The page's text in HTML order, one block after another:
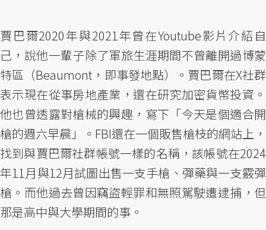
賈巴爾2020年與2021年曾在Youtube影片介紹自
己，說他一輩子除了軍旅生涯期間不曾離開過博蒙
特區（Beaumont，即事發地點）。賈巴爾在X社群
表示現在從事房地產業，還在研究加密貨幣投資。
他也曾透露對槍械的興趣，寫下「今天是個適合開
槍的週六早晨」。FBI還在一個販售槍枝的網站上，
找到與賈巴爾社群帳號一樣的名稱，該帳號在2024
年11月與12月試圖出售一支手槍、彈藥與一支霰彈
槍。而他過去曾因竊盜輕罪和無照駕駛遭逮捕，但
那是高中與大學期間的事。